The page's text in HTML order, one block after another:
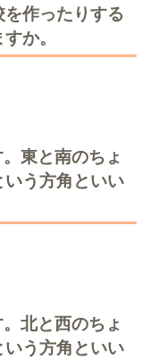
を作ったりする
か。
東と南のちょ
いう方角といい
北と西のちょ
いう方角といい